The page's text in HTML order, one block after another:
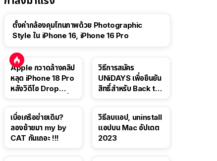
ตั้งค่ากล้องคุมโทนภาพด้วย Photographic
Style ใน iPhone 16, iPhone 16 Pro
Apple กวาดล้างคลิป
หลุด iPhone 18 Pro
หลังวิดีโอ Drop
วิธีการสมัคร
UNiDAYS เพื่อยืนยัน
สิทธิ์สำหรับ Back to
เบื่อเครือข่ายเดิม?
ลองย้ายมา my by
CAT กันเถอะ !!!
วิธีลบแอป, uninstall
แอปบน Mac อัปเดต
2023